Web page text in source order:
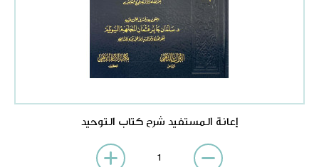
إعانة المستفيد شرح كتاب التوحيد